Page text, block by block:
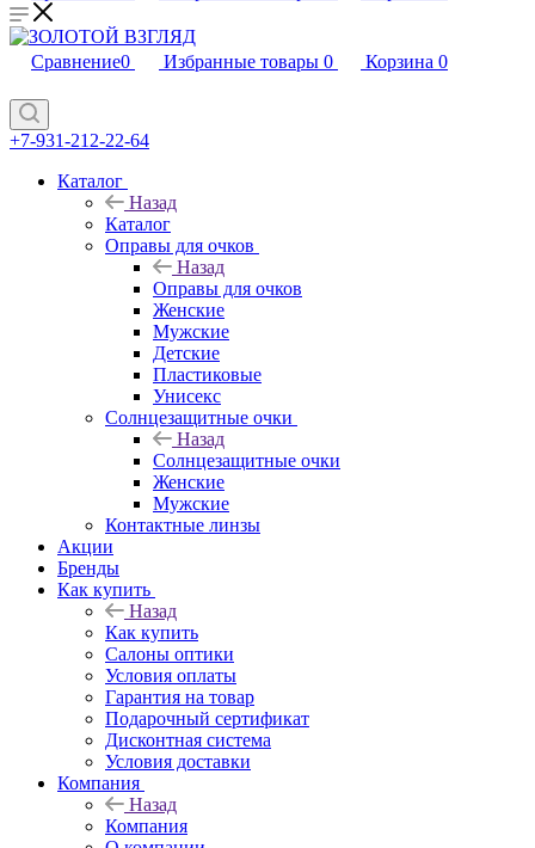
Сравнение0 Избранные товары 0 Корзина 0
+7-931-212-22-64
Каталог
Назад
Каталог
Оправы для очков
Назад
Оправы для очков
Женские
Мужские
Детские
Пластиковые
Унисекс
Солнцезащитные очки
Назад
Солнцезащитные очки
Женские
Мужские
Контактные линзы
Акции
Бренды
Как купить
Назад
Как купить
Салоны оптики
Условия оплаты
Гарантия на товар
Подарочный сертификат
Дисконтная система
Условия доставки
Компания
Назад
Компания